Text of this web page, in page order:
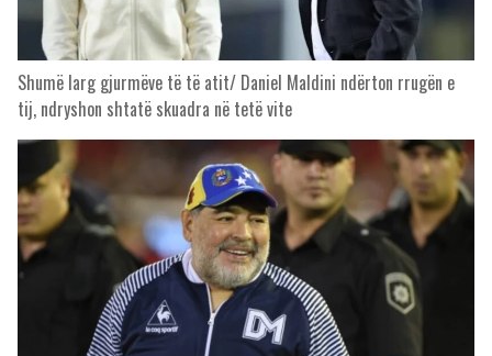
Shumë larg gjurmëve të të atit/ Daniel Maldini ndërton rrugën e
tij, ndryshon shtatë skuadra në tetë vite